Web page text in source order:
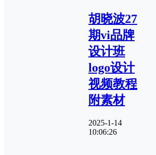
胡晓波27
期vi品牌
设计班
logo设计
视频教程
附素材
2025-1-14
10:06:26